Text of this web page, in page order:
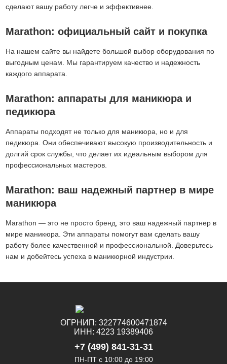
сделают вашу работу легче и эффективнее.
Marathon: официальный сайт и покупка
На нашем сайте вы найдете большой выбор оборудования по
выгодным ценам. Мы гарантируем качество и надежность
каждого аппарата.
Marathon: аппараты для маникюра и
педикюра
Аппараты подходят не только для маникюра, но и для
педикюра. Они обеспечивают высокую производительность и
долгий срок службы, что делает их идеальным выбором для
профессиональных мастеров.
Marathon: ваш надежный партнер в мире
маникюра
Marathon — это не просто бренд, это ваш надежный партнер в
мире маникюра. Эти аппараты помогут вам сделать вашу
работу более качественной и профессиональной. Доверьтесь
нам и добейтесь успеха в маникюрной индустрии.
ОГРНИП: 322774600471874
ИНН: 4223 19389406
+7 (499) 841-31-31
ПН-ПТ с 10:00 до 19:00